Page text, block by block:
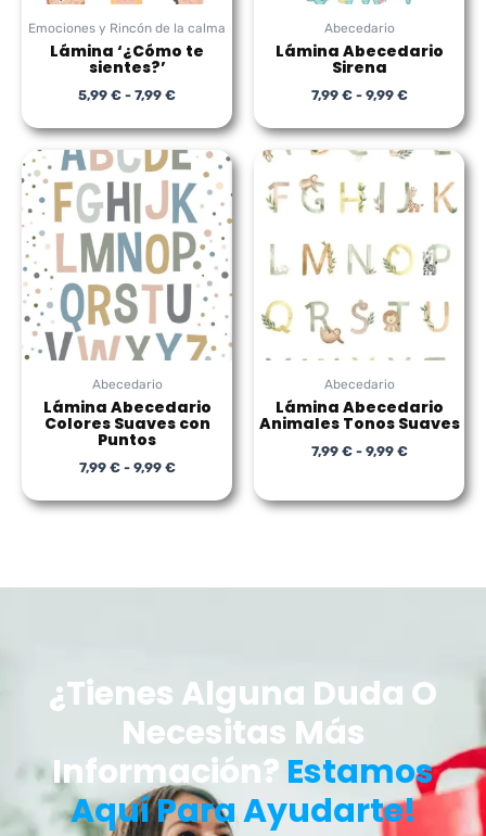
Emociones y Rincón de la calma
Lámina ‘¿Cómo te
sientes?’
5,99 € - 7,99 €
Abecedario
Lámina Abecedario
Sirena
7,99 € - 9,99 €
Abecedario
Lámina Abecedario
Colores Suaves con
Puntos
7,99 € - 9,99 €
Rango
de
precios:
desde
7,99 €
hasta
9,99 €
Abecedario
Lámina Abecedario
Animales Tonos Suaves
7,99 € - 9,99 €
Rango
precios:
desde
hasta
9,99 €
¿Tienes Alguna Duda O
Necesitas Más
Información? Estamos
Aquí Para Ayudarte!